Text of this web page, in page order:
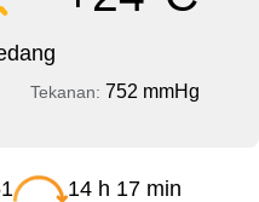
Tekanan: 752 mmHg
14 h 17 min